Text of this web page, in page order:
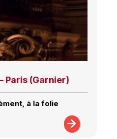
Paris (Garnier)
à la folie